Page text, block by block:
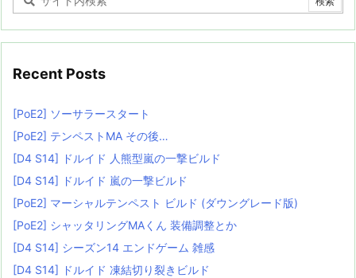
Recent Posts
[PoE2] ソーサラースタート
[PoE2] テンペストMA その後…
[D4 S14] ドルイド 人熊型嵐の一撃ビルド
[D4 S14] ドルイド 嵐の一撃ビルド
[PoE2] マーシャルテンペスト ビルド (ダウングレード版)
[PoE2] シャッタリングMAくん 装備調整とか
[D4 S14] シーズン14 エンドゲーム 雑感
[D4 S14] ドルイド 凍結切り裂きビルド